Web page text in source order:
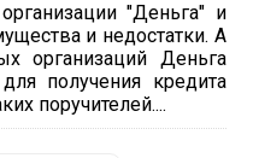
"Деньга" и
и недостатки. А
организаций Деньга
получения кредита
поручителей....